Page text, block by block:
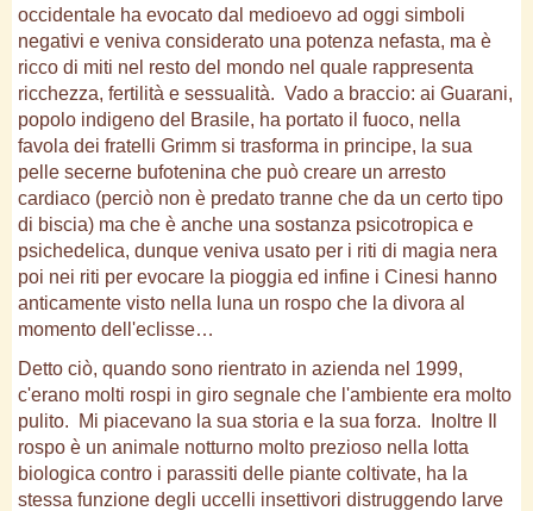
occidentale ha evocato dal medioevo ad oggi simboli
negativi e veniva considerato una potenza nefasta, ma è
ricco di miti nel resto del mondo nel quale rappresenta
ricchezza, fertilità e sessualità. Vado a braccio: ai Guarani,
popolo indigeno del Brasile, ha portato il fuoco, nella
favola dei fratelli Grimm si trasforma in principe, la sua
pelle secerne bufotenina che può creare un arresto
cardiaco (perciò non è predato tranne che da un certo tipo
di biscia) ma che è anche una sostanza psicotropica e
psichedelica, dunque veniva usato per i riti di magia nera
poi nei riti per evocare la pioggia ed infine i Cinesi hanno
anticamente visto nella luna un rospo che la divora al
momento dell'eclisse…
Detto ciò, quando sono rientrato in azienda nel 1999,
c'erano molti rospi in giro segnale che l'ambiente era molto
pulito. Mi piacevano la sua storia e la sua forza. Inoltre Il
rospo è un animale notturno molto prezioso nella lotta
biologica contro i parassiti delle piante coltivate, ha la
stessa funzione degli uccelli insettivori distruggendo larve